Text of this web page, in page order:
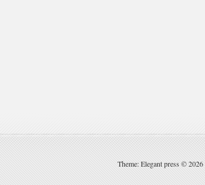
Theme: Elegant press © 2026